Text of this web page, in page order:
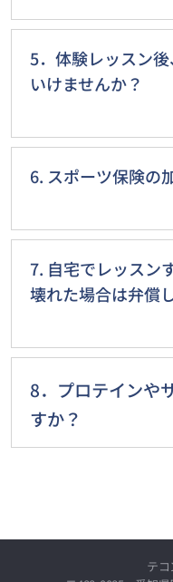
ステム利用料140
※既に類似保険に
ださい。
れる場合は、距離
相談とさせていた
返金はありません。
メールやLINEなど
します」とご連絡
それだけで完了です
当教室ではいわゆ
安心ください。
いう場合には、そ
れば相談にのらせ
5．体験レッスン
いけませんか？
当教室は体験後、
ることはありませ
半額になるモニタ
ッスン代が無料に
す。
6. スポーツ保険の
なお、当教室では
した場合は、全て
なり、それ以外に
あります。
もしご自身で類似
いる場合などは事
7. 自宅でレッスン
壊れた場合は弁償
レッスン中の怪我
いては全てスポー
す。
当教室が電話で確
す」
との回答でした。
8．プロテインや
すか？
当教室ではそうい
でご安心ください
テ